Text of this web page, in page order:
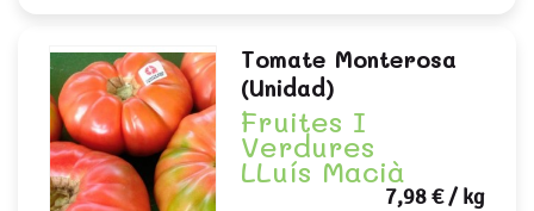
Tomate Monterosa
(unidad)
Fruites I
Verdures
LLuís Macià
7,98 €/ kg